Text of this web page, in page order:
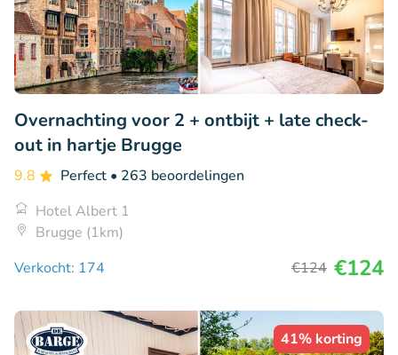
Overnachting voor 2 + ontbijt + late check-
out in hartje Brugge
9.8 Perfect • 263 beoordelingen
Hotel Albert 1
Brugge (1km)
Verkocht: 174
€124 €124
41% korting